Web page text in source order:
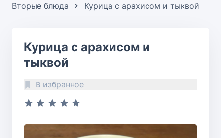
Вторые блюда
Курица с арахисом и тыквой
Курица с арахисом и
тыквой
В избранное